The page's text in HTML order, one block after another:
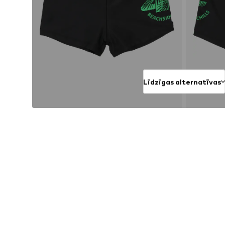
Līdzīgas alternatīvas